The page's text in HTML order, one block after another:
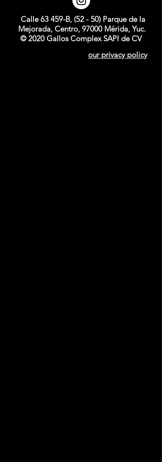
Calle 63 459-B, (52 - 50) Parque de la
Mejorada, Centro, 97000 Mérida, Yuc.
© 2020 Gallos Complex SAPI de CV
our privacy policy